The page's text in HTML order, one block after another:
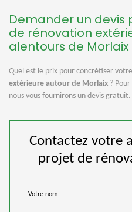
Demander un devis
de rénovation
alentours de Morlaix
Quel est le prix pour concrétiser
extérieure autour de Morlaix ?
nous vous fournirons un devis gratuit.
Contactez votre
projet de